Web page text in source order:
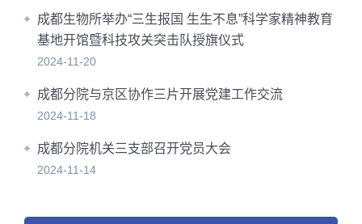
成都生物所举办“三生报国 生生不息”科学家精神教育
基地开馆暨科技攻关突击队授旗仪式
2024-11-20
成都分院与京区协作三片开展党建工作交流
2024-11-18
成都分院机关三支部召开党员大会
2024-11-14